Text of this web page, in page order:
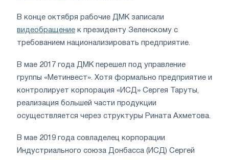
В конце октября рабочие ДМК записали
видеобращение к президенту Зеленскому с
требованием национализировать предприятие.
В мае 2017 года ДМК перешел под управление
группы «Метинвест». Хотя формально предприятие и
контролирует корпорация «ИСД» Сергея Таруты,
реализация большей части продукции
осуществляется через структуры Рината Ахметова.
В мае 2019 года совладелец корпорации
Индустриального союза Донбасса (ИСД) Сергей